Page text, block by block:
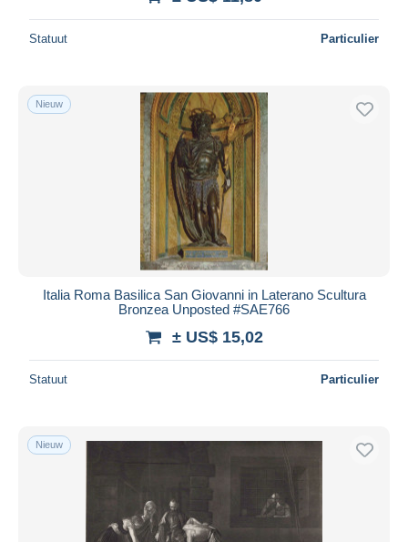
Statuut Particulier
Nieuw
Italia Roma Basilica San Giovanni in Laterano Scultura
Bronzea Unposted #SAE766
± US$ 15,02
Statuut Particulier
Nieuw